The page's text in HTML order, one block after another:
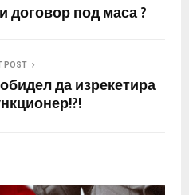
договор под маса ?
POST
да изрекетира